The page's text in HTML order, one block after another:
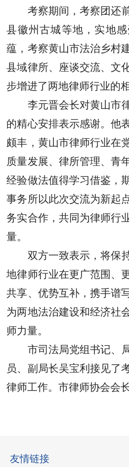
考察期间，考察团还
县徽州古城等地，实地
蕴，考察黄山市法治乡村
县域律所、座谈交流、文
步增进了两地律师行业的
李元晋会长对黄山市
的精心安排表示感谢。他
颇丰，黄山市律师行业在
质量发展、律所管理、青
经验做法值得学习借鉴，
事务所以此次交流为新起
务实合作，共同为律师行
量。
双方一致表示，将保
地律师行业在更广范围、
共享、优势互补，携手谱
为两地法治建设和经济社
师力量。
市司法局党组书记、
员、副局长吴宝利接见了
律师工作。市律师协会会
友情链接